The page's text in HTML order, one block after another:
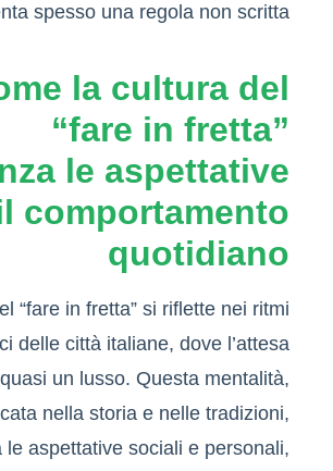
spesso una regola non scritta.
la cultura del
“fare in fretta”
le aspettative
comportamento
quotidiano
“fare in fretta” si riflette nei ritmi
delle città italiane, dove l’attesa
un lusso. Questa mentalità,
nella storia e nelle tradizioni,
le aspettative sociali e personali,